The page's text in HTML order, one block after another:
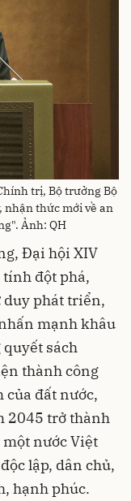
trị, Bộ trưởng Bộ
nhận thức mới về an
Ảnh: QH
Đại hội XIV
đột phá,
duy phát triển,
mạnh khâu
sách
thành công
đất nước,
2045 trở thành
nước Việt
lập, dân chủ,
hạnh phúc.